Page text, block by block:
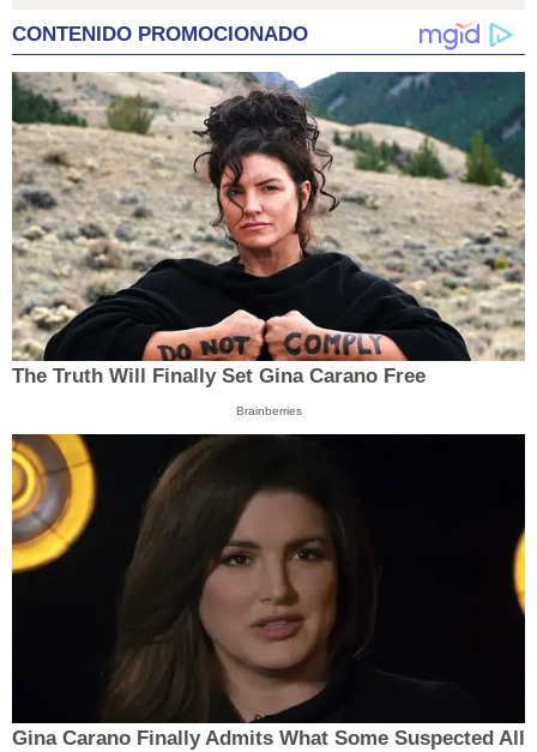
CONTENIDO PROMOCIONADO
The Truth Will Finally Set Gina Carano Free
Brainberries
Gina Carano Finally Admits What Some Suspected All